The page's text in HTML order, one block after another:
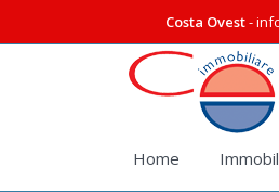
Costa Ovest-
Home